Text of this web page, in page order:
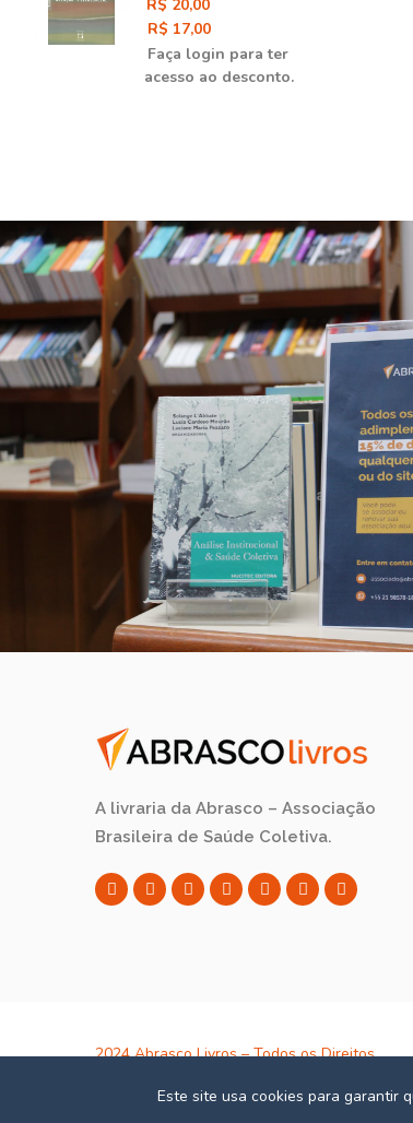
R$ 20,00
R$ 17,00
Faça login para ter
acesso ao desconto.
A livraria da Abrasco – Associação
Brasileira de Saúde Coletiva.
2024 Abrasco Livros – Todos os Direitos
Este site usa cookies para garantir